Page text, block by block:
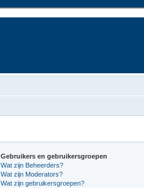
Gebruikers en gebruikersgroepen
Wat zijn Beheerders?
Wat zijn Moderators?
Wat zijn gebruikersgroepen?